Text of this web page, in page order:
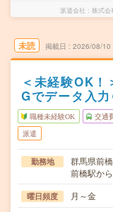
派遣会社 株式会
未読 掲載日 2026/08/10
＜未経験OK
Gでデータ入力
職種未経験OK 交通
派遣
勤務地
群馬県前
前橋駅か
曜日頻度 月～金